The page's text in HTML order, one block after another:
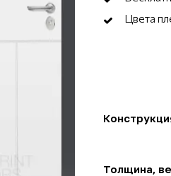
Цвета
Толщина,